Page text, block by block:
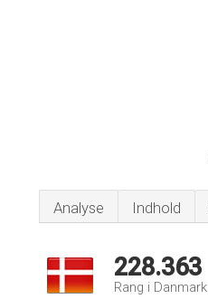
Analyse Indhold
228.363
Rang i Danmark